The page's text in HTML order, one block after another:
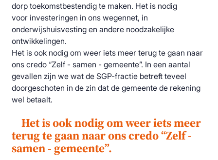
dorp toekomstbestendig te maken. Het is nodig
voor investeringen in ons wegennet, in
onderwijshuisvesting en andere noodzakelijke
ontwikkelingen.
Het is ook nodig om weer iets meer terug te gaan naar
ons credo “Zelf - samen - gemeente”. In een aantal
gevallen zijn we wat de SGP-fractie betreft teveel
doorgeschoten in de zin dat de gemeente de rekening
wel betaalt.
Het is ook nodig om weer iets meer
terug te gaan naar ons credo “Zelf -
samen - gemeente”.